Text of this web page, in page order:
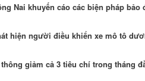
Nai khuyến cáo các biện pháp
hiện người điều khiển xe mô tô
giảm cả 3 tiêu chí trong tháng